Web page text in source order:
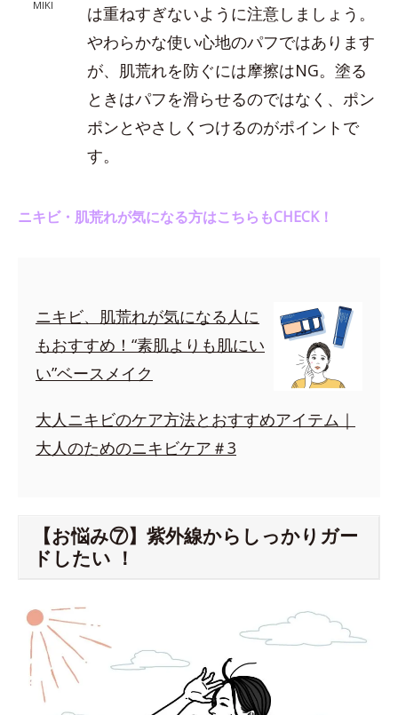
MIKI
は重ねすぎないように注意しましょう。
やわらかな使い心地のパフではあります
が、肌荒れを防ぐには摩擦はNG。塗る
ときはパフを滑らせるのではなく、ポン
ポンとやさしくつけるのがポイントで
す。
ニキビ・肌荒れが気になる方はこちらもCHECK！
ニキビ、肌荒れが気になる人に
もおすすめ！“素肌よりも肌にい
い”ベースメイク
大人ニキビのケア方法とおすすめアイテム｜
大人のためのニキビケア＃3
【お悩み⑦】紫外線からしっかりガー
ドしたい ！